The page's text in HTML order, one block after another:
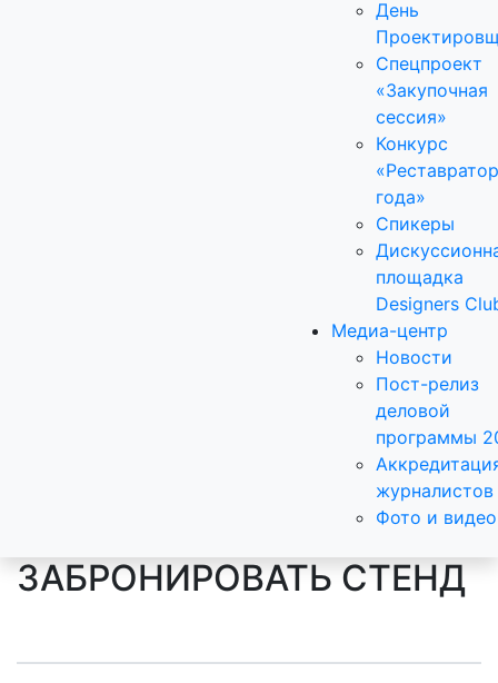
День
Спецпроект
«Закупочная
сессия»
Конкурс
«Реставратор
года»
Спикеры
площадка
Designers
Медиа-центр
Новости
Пост-релиз
деловой
программы
журналистов
Фото и видео
ЗАБРОНИРОВАТЬ СТЕНД